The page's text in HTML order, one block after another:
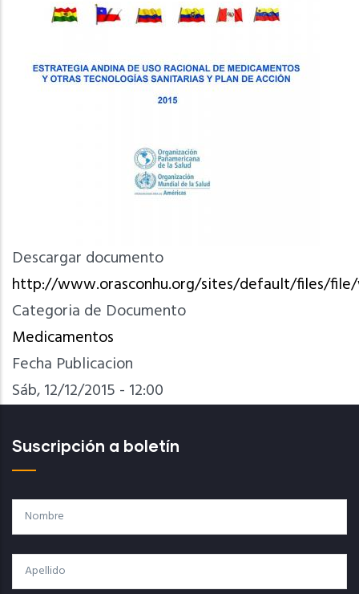
Descargar documento
http://www.orasconhu.org/sites/default/files/
Categoria de Documento
Medicamentos
Fecha Publicacion
Sáb, 12/12/2015 - 12:00
Suscripción a boletín
Nombre
Apellido